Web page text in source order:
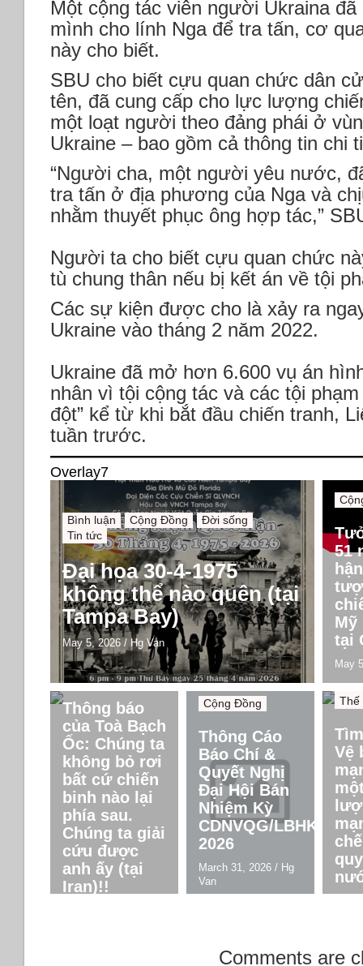
Một cộng tác viên người Ukraina
mình cho lính Nga để tra tấn, cơ
này cho biết.
SBU cho biết cựu quan chức dân
tên, đã cung cấp cho lực lượng
một loạt người theo đảng phái ở
Ukraine – bao gồm cả thông tin chi
“Người cha, một người yêu nước,
tra tấn ở địa phương của Nga và
nhằm thuyết phục ông hợp tác,”
Người ta cho biết cựu quan chức
tù chung thân nếu bị kết án về tội
Các sự kiện được cho là xảy ra
Ukraine vào tháng 2 năm 2022.
Ukraine đã mở hơn 6.600 vụ án
nhân vì tội cộng tác và các tội
đột” kể từ khi bắt đầu chiến tranh,
tuần trước.
Overlay7
Bình luận Cộng Đồng
Đời sống
Tin tức
Đại họa 30-4-1975
không thể nào quên (tại
Tampa Bay)
May 5, 2026 / Hg Van
51
Mỹ
tại
May
Cộng Đồng
Thông báo
của Toà Bạch
Ốc: Chúng ta
không bỏ rơi
bất cứ chiến
binh nào lại
phía sau.
Chúng ta giải
cứu được
anh ấy (tại
Iran)!!
Cộng Đồng
Thông Cáo
Báo Chí &
Quyết Nghị
Đại Hội Bán
Nhiệm Kỳ
CDNVQG/LBHK
2026
March 31, 2026 / Hg
Van
Thế
Vệ
Comments are